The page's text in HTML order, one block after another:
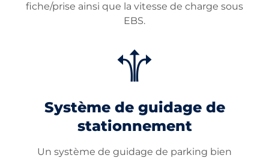
fiche/prise ainsi que la vitesse de charge sous
EBS.
Système de guidage de
stationnement
Un système de guidage de parking bien